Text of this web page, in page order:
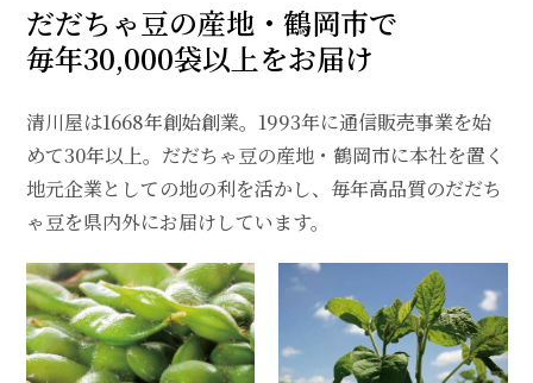
だだちゃ豆の産地・鶴岡市で
毎年30,000袋以上をお届け
清川屋は1668年創始創業。1993年に通信販売事業を始
めて30年以上。だだちゃ豆の産地・鶴岡市に本社を置く
地元企業としての地の利を活かし、毎年高品質のだだち
ゃ豆を県内外にお届けしています。